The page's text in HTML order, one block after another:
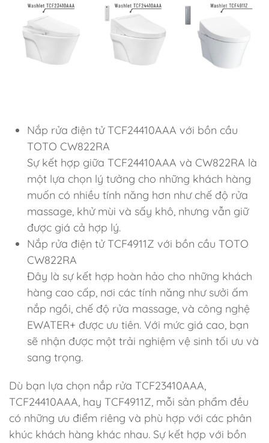
Nắp rửa điện tử TCF24410AAA với bồn cầu
TOTO CW822RA
Sự kết hợp giữa TCF24410AAA và CW822RA là
một lựa chọn lý tưởng cho những khách hàng
muốn có nhiều tính năng hơn như chế độ rửa
massage, khử mùi và sấy khô, nhưng vẫn giữ
được giá cả hợp lý.
Nắp rửa điện tử TCF4911Z với bồn cầu TOTO
CW822RA
Đây là sự kết hợp hoàn hảo cho những khách
hàng cao cấp, nơi các tính năng như sưởi ấm
nắp ngồi, chế độ rửa massage, và công nghệ
EWATER+ được ưu tiên. Với mức giá cao, bạn
sẽ nhận được một trải nghiệm vệ sinh tối ưu và
sang trọng.
Dù bạn lựa chọn nắp rửa TCF23410AAA,
TCF24410AAA, hay TCF4911Z, mỗi sản phẩm đều
có những ưu điểm riêng và phù hợp với các phân
khúc khách hàng khác nhau. Sự kết hợp với bồn